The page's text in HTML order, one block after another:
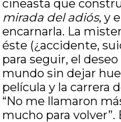
cineasta que
mirada del adiós, y
encarnarla. La
éste (¿accidente,
para seguir, el
mundo sin dejar
película y la carrera
“No me llamaron
mucho para volver”.